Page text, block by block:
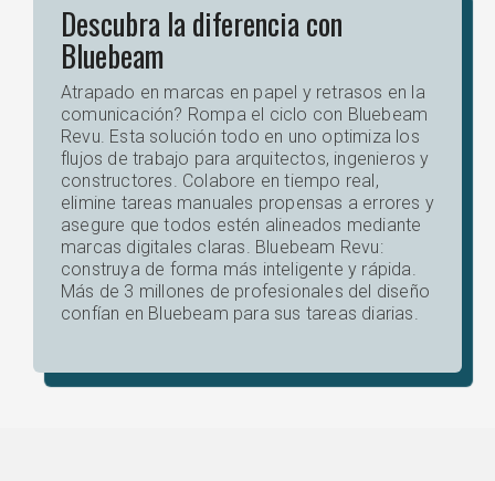
Descubra la diferencia con
Bluebeam
Atrapado en marcas en papel y retrasos en la
comunicación? Rompa el ciclo con Bluebeam
Revu. Esta solución todo en uno optimiza los
flujos de trabajo para arquitectos, ingenieros y
constructores. Colabore en tiempo real,
elimine tareas manuales propensas a errores y
asegure que todos estén alineados mediante
marcas digitales claras. Bluebeam Revu:
construya de forma más inteligente y rápida.
Más de 3 millones de profesionales del diseño
confían en Bluebeam para sus tareas diarias.